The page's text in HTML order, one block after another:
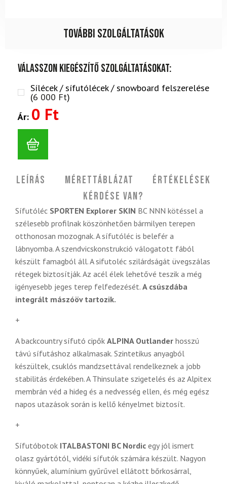
További szolgáltatások
Válasszon kiegészítő szolgáltatásokat:
Sílécek / sífutólécek / snowboard felszerelése
(6 000 Ft)
Ár: 0 Ft
Leírás Mérettáblázat
Értékelések
Kérdése van?
Sífutóléc SPORTEN Explorer SKIN BC NNN kötéssel a
szélesebb profilnak köszönhetően bármilyen terepen
otthonosan mozognak. A sífutóléc is belefér a
lábnyomba. A szendvicskonstrukció válogatott fából
készült famagból áll. A sifutoléc szilárdságát üvegszálas
rétegek biztosítják. Az acél élek lehetővé teszik a még
igényesebb jeges terep felfedezését. A csúszdába
integrált mászóöv tartozik.
+
A backcountry sífutó cipők ALPINA Outlander hosszú
távú sífutáshoz alkalmasak. Szintetikus anyagból
készültek, csuklós mandzsettával rendelkeznek a jobb
stabilitás érdekében. A Thinsulate szigetelés és az Alpitex
membrán véd a hideg és a nedvesség ellen, és még egész
napos utazások során is kellő kényelmet biztosít.
+
Sífutóbotok ITALBASTONI BC Nordic egy jól ismert
olasz gyártótól, vidéki sífutók számára készült. Nagyon
könnyűek, alumínium gyűrűvel ellátott bőrkosárral,